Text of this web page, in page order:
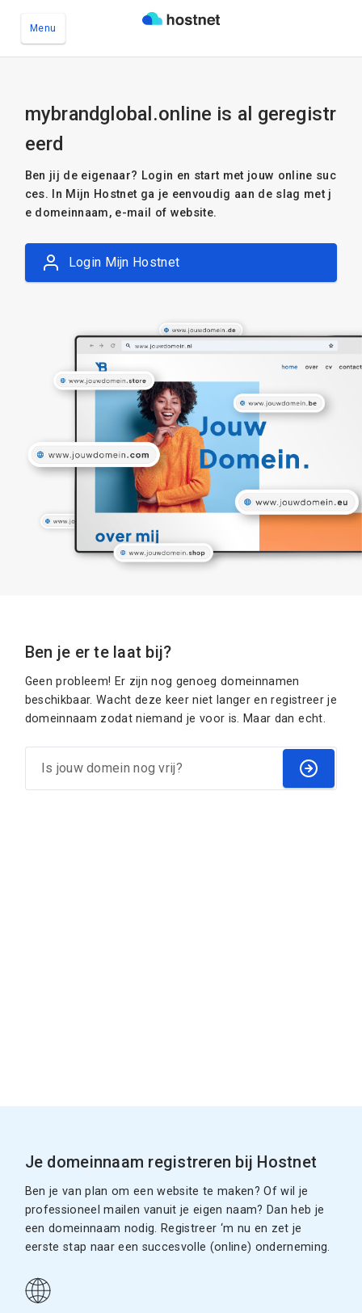
Menu
mybrandglobal.online is al geregistr
eerd
Ben jij de eigenaar? Login en start met jouw online suc
ces. In Mijn Hostnet ga je eenvoudig aan de slag met j
e domeinnaam, e-mail of website.
Login Mijn Hostnet
Ben je er te laat bij?
Geen probleem! Er zijn nog genoeg domeinnamen
beschikbaar. Wacht deze keer niet langer en registreer je
domeinnaam zodat niemand je voor is. Maar dan echt.
Je domeinnaam registreren bij Hostnet
Ben je van plan om een website te maken? Of wil je
professioneel mailen vanuit je eigen naam? Dan heb je
een domeinnaam nodig. Registreer ‘m nu en zet je
eerste stap naar een succesvolle (online) onderneming.